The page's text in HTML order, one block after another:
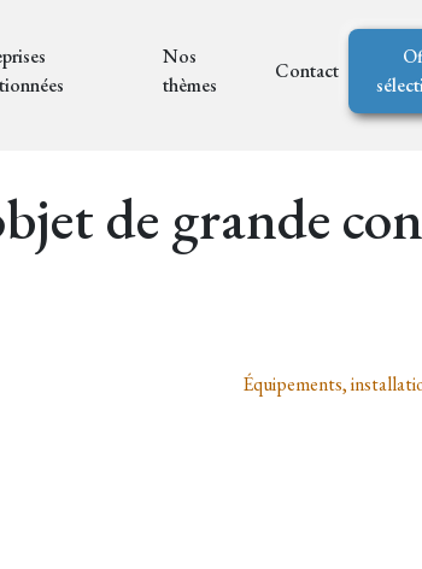
Nos
thèmes
Contact
de grande
Équipements,